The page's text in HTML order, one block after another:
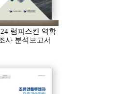
럼피스킨 역학
사 분석보고서